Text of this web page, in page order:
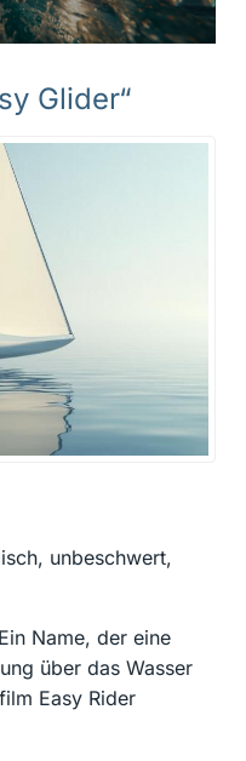
Glider“
unbeschwert,
Name, der eine
über das Wasser
Easy Rider